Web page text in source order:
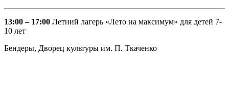
13:00 – 17:00 Летний лагерь «Лето на максимум» для детей 7-
10 лет
Бендеры, Дворец культуры им. П. Ткаченко